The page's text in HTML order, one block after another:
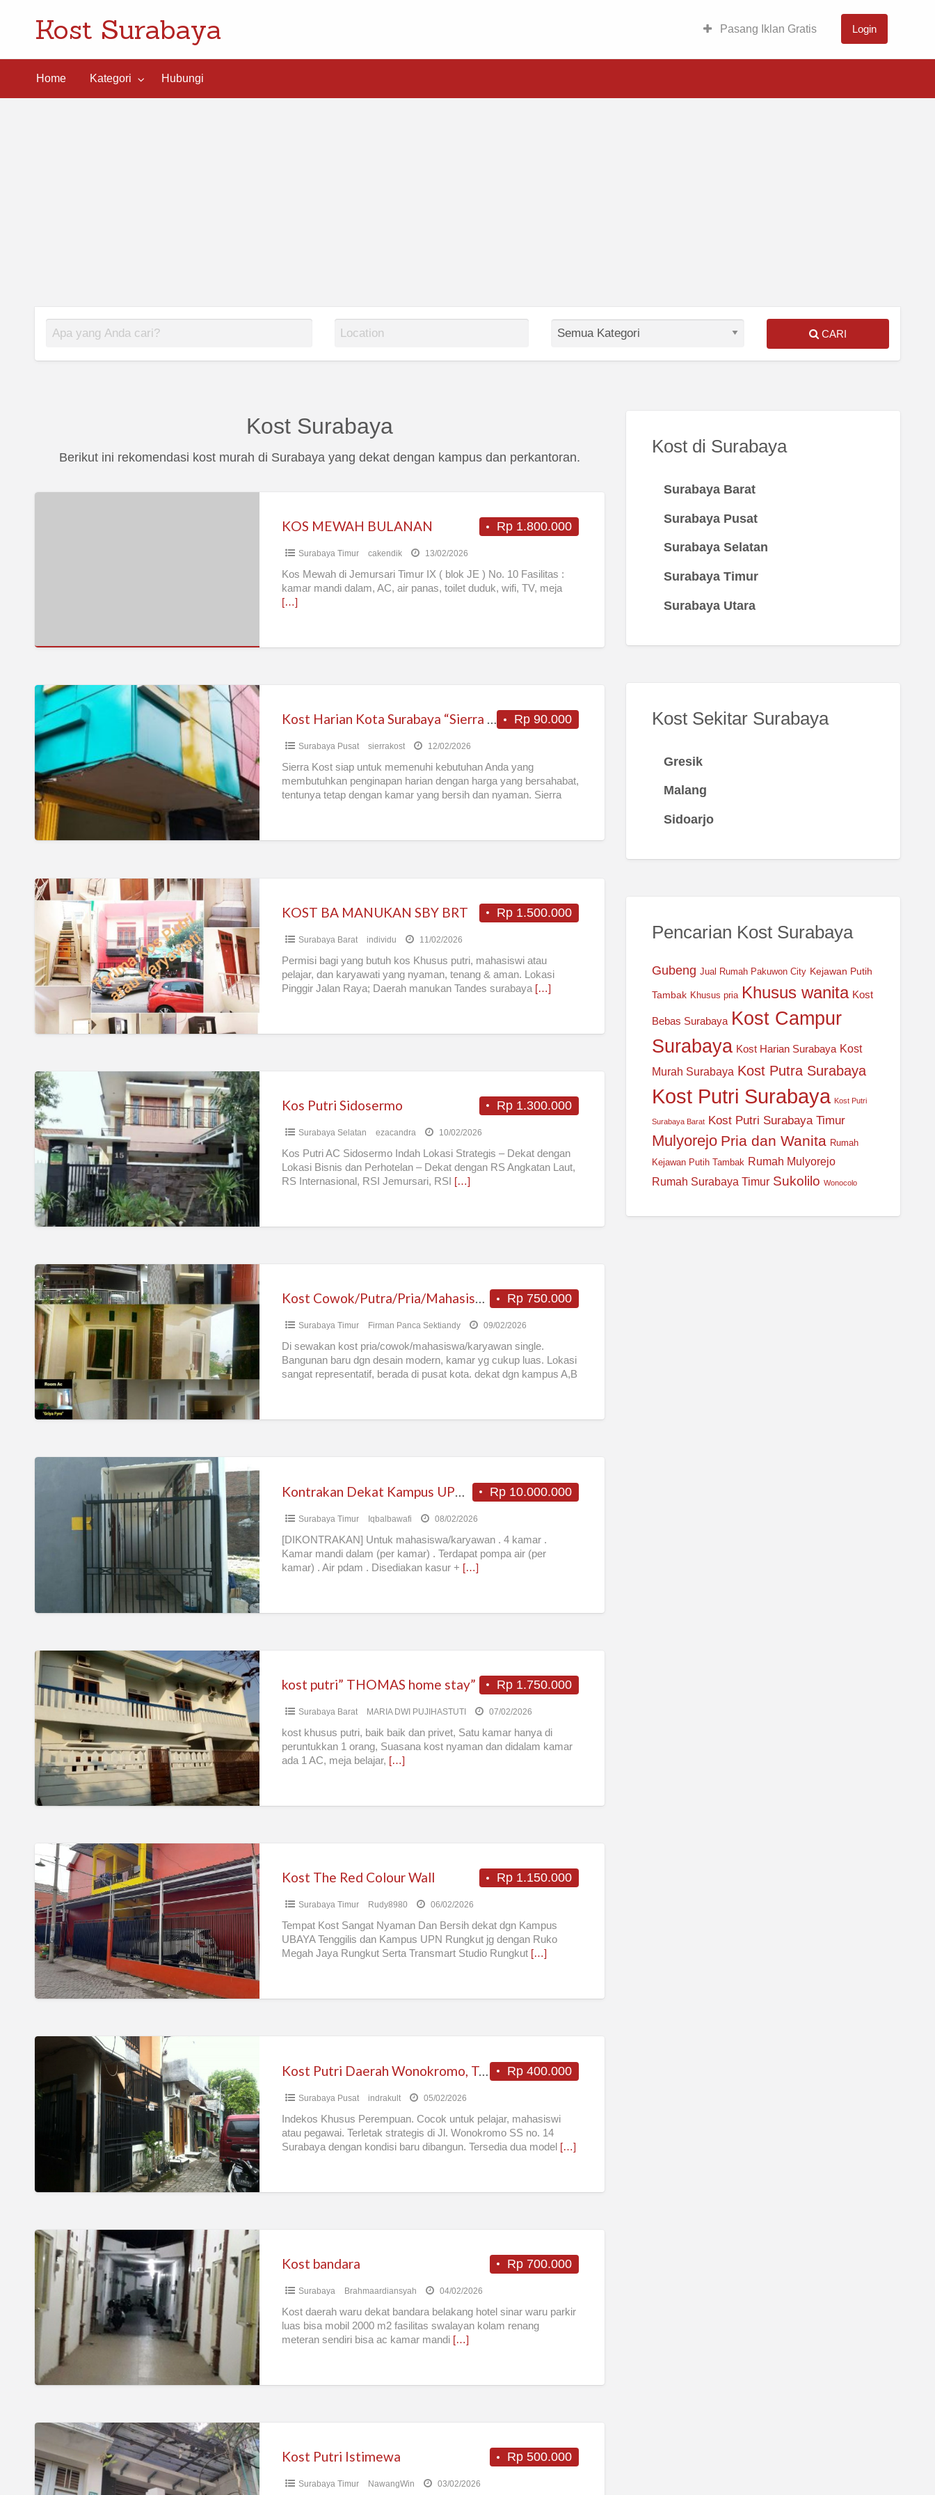
Kost Surabaya Pasang Iklan Gratis Login
Home Kategori Hubungi
CARI
Kost Surabaya
Berikut ini rekomendasi kost murah di Surabaya yang dekat dengan kampus dan perkantoran.
Rp 1.800.000
KOS MEWAH BULANAN
Surabaya Timur cakendik 13/02/2026
Kos Mewah di Jemursari Timur IX ( blok JE ) No. 10 Fasilitas :
kamar mandi dalam, AC, air panas, toilet duduk, wifi, TV, meja
[…]
Kost
Harian
Kota
Surabaya
“Sierra
Kost”
Rp 90.000
Kost Harian Kota Surabaya “Sierra Kost”
Surabaya Pusat sierrakost 12/02/2026
Sierra Kost siap untuk memenuhi kebutuhan Anda yang
membutuhkan penginapan harian dengan harga yang bersahabat,
tentunya tetap dengan kamar yang bersih dan nyaman. Sierra
KOST
BA
MANUKAN
SBY
BRT
Rp 1.500.000
KOST BA MANUKAN SBY BRT
Surabaya Barat individu 11/02/2026
Permisi bagi yang butuh kos Khusus putri, mahasiswi atau
pelajar, dan karyawati yang nyaman, tenang & aman. Lokasi
Pinggir Jalan Raya; Daerah manukan Tandes surabaya […]
Kos
Putri
Sidosermo
Rp 1.300.000
Kos Putri Sidosermo
Surabaya Selatan ezacandra 10/02/2026
Kos Putri AC Sidosermo Indah Lokasi Strategis – Dekat dengan
Lokasi Bisnis dan Perhotelan – Dekat dengan RS Angkatan Laut,
RS Internasional, RSI Jemursari, RSI
[…]
Kost
Cowok/Putra/Pria/Mahasiswa/Karyawan
SIngle
eksklusif
bangunan
baru
Rp 750.000
Kost Cowok/Putra/Pria/Mahasiswa/Karyawan SIngle eksklusif bangunan baru
Surabaya Timur Firman Panca Sektiandy 09/02/2026
Di sewakan kost pria/cowok/mahasiswa/karyawan single.
Bangunan baru dgn desain modern, kamar yg cukup luas. Lokasi
sangat representatif, berada di pusat kota. dekat dgn kampus A,B
Rp 10.000.000
Surabaya Timur Iqbalbawafi 08/02/2026
[DIKONTRAKAN] Untuk mahasiswa/karyawan . 4 kamar .
Kamar mandi dalam (per kamar) . Terdapat pompa air (per
kamar) . Air pdam . Disediakan kasur + […]
kost
putri”
THOMAS
stay”
Rp 1.750.000
kost putri” THOMAS home stay”
Surabaya Barat MARIA DWI PUJIHASTUTI 07/02/2026
kost khusus putri, baik baik dan privet, Satu kamar hanya di
peruntukkan 1 orang, Suasana kost nyaman dan didalam kamar
ada 1 AC, meja belajar, […]
Kost
The
Red
Colour
Wall
Rp 1.150.000
Kost The Red Colour Wall
Surabaya Timur Rudy8980 06/02/2026
Tempat Kost Sangat Nyaman Dan Bersih dekat dgn Kampus
UBAYA Tenggilis dan Kampus UPN Rungkut jg dengan Ruko
Megah Jaya Rungkut Serta Transmart Studio Rungkut […]
Daerah
Wonokromo,
Tengah
Surabaya
Rp 400.000
Kost Putri Daerah Wonokromo, Tengah Kota Surabaya
Surabaya Pusat indrakult 05/02/2026
Indekos Khusus Perempuan. Cocok untuk pelajar, mahasiswi
atau pegawai. Terletak strategis di Jl. Wonokromo SS no. 14
Surabaya dengan kondisi baru dibangun. Tersedia dua model […]
Kost
bandara
Rp 700.000
Kost bandara
Surabaya Brahmaardiansyah 04/02/2026
Kost daerah waru dekat bandara belakang hotel sinar waru parkir
luas bisa mobil 2000 m2 fasilitas swalayan kolam renang
meteran sendiri bisa ac kamar mandi […]
Kost
Putri
Istimewa
Rp 500.000
Kost Putri Istimewa
Surabaya Timur NawangWin 03/02/2026
Kost di Surabaya
Surabaya Barat
Surabaya Pusat
Surabaya Selatan
Surabaya Timur
Surabaya Utara
Kost Sekitar Surabaya
Gresik
Malang
Sidoarjo
Pencarian Kost Surabaya
Gubeng Jual Rumah Pakuwon City Kejawan Putih
Tambak Khusus pria Khusus wanita Kost
Bebas Surabaya Kost Campur
Surabaya Kost Harian Surabaya Kost
Murah Surabaya Kost Putra Surabaya
Kost Putri Surabaya Kost Putri
Surabaya Barat Kost Putri Surabaya Timur
Mulyorejo Pria dan Wanita Rumah
Kejawan Putih Tambak Rumah Mulyorejo
Rumah Surabaya Timur Sukolilo Wonocolo